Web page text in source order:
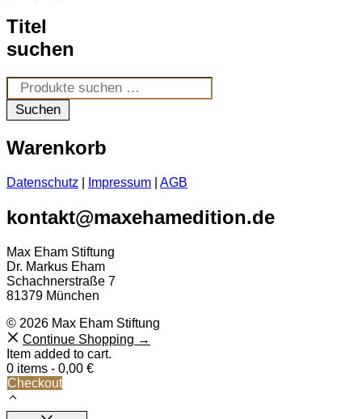
Titel
suchen
Suchen
nach:
Suchen
Warenkorb
Datenschutz Impressum AGB
kontakt@maxehamedition.de
Max Eham Stiftung
Dr. Markus Eham
Schachnerstraße 7
81379 München
© 2026 Max Eham Stiftung
Continue Shopping →
Item added to cart.
0 items - 0,00 €
Checkout